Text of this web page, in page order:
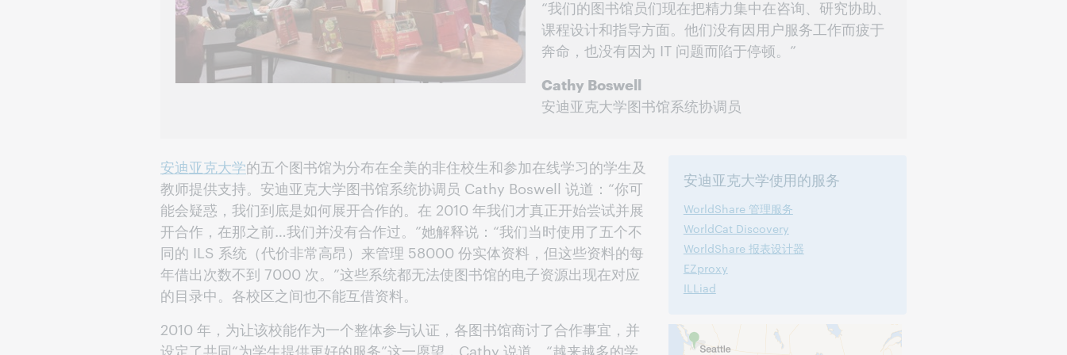
“我们的图书馆员们现在把精力集中在咨询、研究协助、
课程设计和指导方面。他们没有因用户服务工作而疲于
奔命，也没有因为 IT 问题而陷于停顿。”
Cathy Boswell
安迪亚克大学图书馆系统协调员
安迪亚克大学的五个图书馆为分布在全美的非住校生和参加在线学习的学生及
教师提供支持。安迪亚克大学图书馆系统协调员 Cathy Boswell 说道：“你可
能会疑惑，我们到底是如何展开合作的。在 2010 年我们才真正开始尝试并展
开合作，在那之前…我们并没有合作过。”她解释说：“我们当时使用了五个不
同的 ILS 系统（代价非常高昂）来管理 58000 份实体资料，但这些资料的每
年借出次数不到 7000 次。”这些系统都无法使图书馆的电子资源出现在对应
的目录中。各校区之间也不能互借资料。
2010 年，为让该校能作为一个整体参与认证，各图书馆商讨了合作事宜，并
设定了共同“为学生提供更好的服务”这一愿望，Cathy 说道。“越来越多的学
安迪亚克大学使用的服务
WorldShare 管理服务
WorldCat Discovery
WorldShare 报表设计器
EZproxy
ILLiad